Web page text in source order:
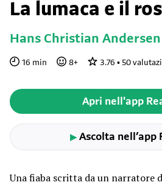
La lumaca e il
Hans Christian Andersen
16 min 8+ 3.76 • 50
Apri nell'app
▶Ascolta nell’app
Una fiaba scritta da un narratore